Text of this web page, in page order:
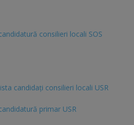
consilieri locali SOS
candidaţi consilieri locali USR
primar USR